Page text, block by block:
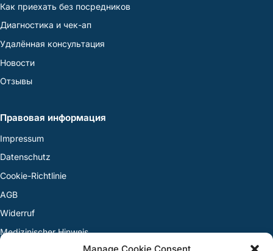
Как приехать без посредников
Диагностика и чек-ап
Удалённая консультация
Новости
Отзывы
Правовая информация
Impressum
Datenschutz
Cookie-Richtlinie
AGB
Widerruf
Medizinischer Hinweis